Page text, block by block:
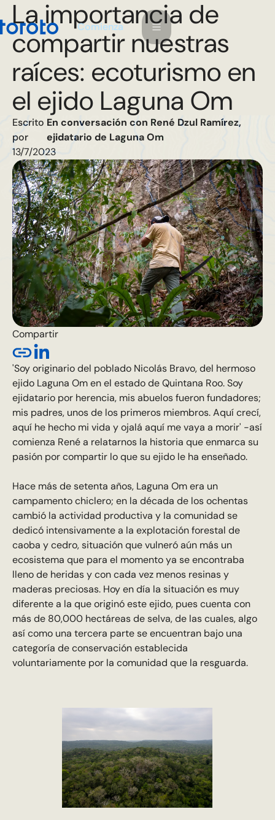
Comienza
La importancia de
compartir nuestras
raíces: ecoturismo en
el ejido Laguna Om
Escrito
por
En conversación con René Dzul Ramírez,
ejidatario de Laguna Om
13/7/2023
Compartir
'Soy originario del poblado Nicolás Bravo, del hermoso
ejido Laguna Om en el estado de Quintana Roo. Soy
ejidatario por herencia, mis abuelos fueron fundadores;
mis padres, unos de los primeros miembros. Aquí crecí,
aquí he hecho mi vida y ojalá aquí me vaya a morir' -así
comienza René a relatarnos la historia que enmarca su
pasión por compartir lo que su ejido le ha enseñado.
Hace más de setenta años, Laguna Om era un
campamento chiclero; en la década de los ochentas
cambió la actividad productiva y la comunidad se
dedicó intensivamente a la explotación forestal de
caoba y cedro, situación que vulneró aún más un
ecosistema que para el momento ya se encontraba
lleno de heridas y con cada vez menos resinas y
maderas preciosas. Hoy en día la situación es muy
diferente a la que originó este ejido, pues cuenta con
más de 80,000 hectáreas de selva, de las cuales, algo
así como una tercera parte se encuentran bajo una
categoría de conservación establecida
voluntariamente por la comunidad que la resguarda.